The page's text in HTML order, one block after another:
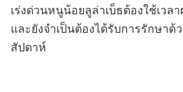
เร่งด่วนหนูน้อยลูล่าเบ็ธต้องใช้เวล
และยังจำเป็นต้องได้รับการรักษาด้
สัปดาห์